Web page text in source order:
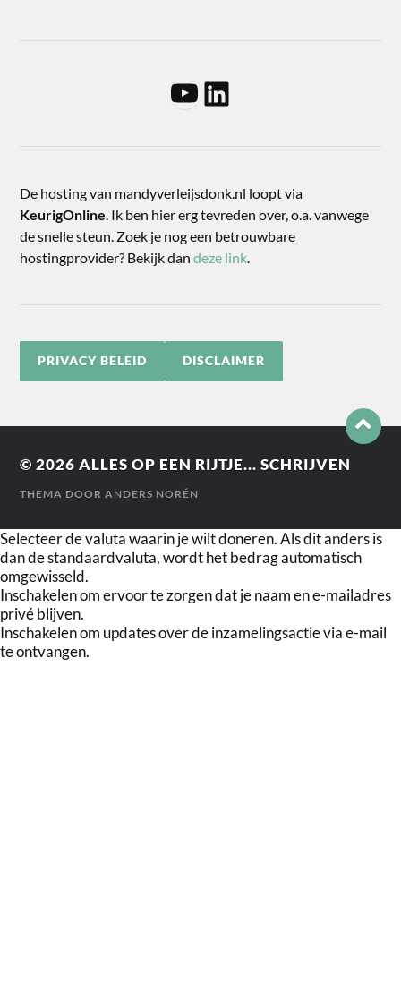
De hosting van mandyverleijsdonk.nl loopt via
KeurigOnline. Ik ben hier erg tevreden over, o.a. vanwege
de snelle steun. Zoek je nog een betrouwbare
hostingprovider? Bekijk dandeze link.
PRIVACY BELEID DISCLAIMER
© 2026ALLES OP EEN RIJTJE... SCHRIJVEN
THEMA DOORANDERS NORÉN
Selecteer de valuta waarin je wilt doneren. Als dit anders is
dan de standaardvaluta, wordt het bedrag automatisch
omgewisseld.
Inschakelen om ervoor te zorgen dat je naam en e-mailadres
privé blijven.
Inschakelen om updates over de inzamelingsactie via e-mail
te ontvangen.